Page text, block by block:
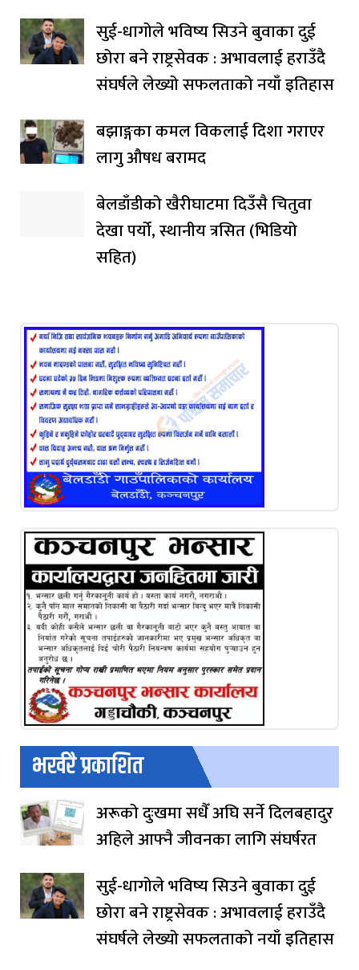
सुई-धागोले भविष्य सिउने बुवाका दुई
छोरा बने राष्ट्रसेवक : अभावलाई हराउँदै
संघर्षले लेख्यो सफलताको नयाँ इतिहास
बझाङ्गका कमल विकलाई दिशा गराएर
लागु औषध बरामद
बेलडाँडीको खैरीघाटमा दिउँसै चितुवा
देखा पर्यो, स्थानीय त्रसित (भिडियो
सहित)
भर्खरै प्रकाशित
अरूको दुःखमा सधैँ अघि सर्ने दिलबहादुर
अहिले आफ्नै जीवनका लागि संघर्षरत
सुई-धागोले भविष्य सिउने बुवाका दुई
छोरा बने राष्ट्रसेवक : अभावलाई हराउँदै
संघर्षले लेख्यो सफलताको नयाँ इतिहास